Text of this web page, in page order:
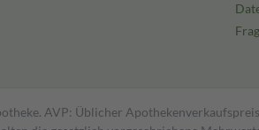
AVP: Üblicher